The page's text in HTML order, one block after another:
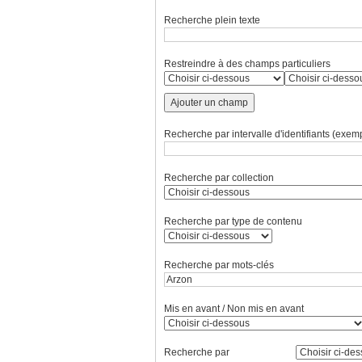
Recherche plein texte
Restreindre à des champs particuliers
Ajouter un champ
Recherche par intervalle d'identifiants
Recherche par collection
Recherche par type de contenu
Recherche par mots-clés
Mis en avant / Non mis en avant
Recherche par